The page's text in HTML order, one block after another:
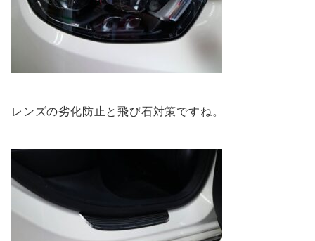
レンズの劣化防止と飛び石対策ですね。